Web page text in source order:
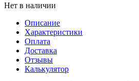
Нет в наличии
Описание
Характеристики
Оплата
Доставка
Отзывы
Калькулятор